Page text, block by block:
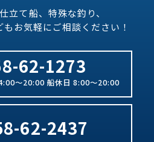
立て船、特殊な釣り、
お気軽にご相談ください！
62-1273
～20:00 船休日 8:00～20:00
62-2437